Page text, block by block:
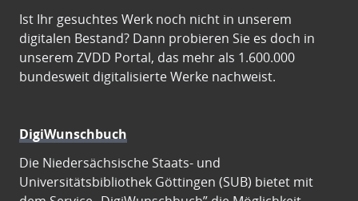
Ist Ihr gesuchtes Werk noch nicht in unserem
digitalen Bestand? Dann probieren Sie es doch in
unserem ZVDD Portal, das mehr als 1.600.000
bundesweit digitalisierte Werke nachweist.
DigiWunschbuch
Die Niedersächsische Staats- und
Universitätsbibliothek Göttingen (SUB) bietet mit